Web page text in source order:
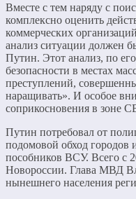
Вместе с тем наряду с
комплексно оценить
коммерческих
анализ ситуации должен
Путин. Этот анализ, по
безопасности в местах
преступлений,
наращивать». И особое
соприкосновения в зоне
Путин потребовал от
подомовой обход городов
пособников ВСУ. Всего с
Новороссии. Глава МВД
нынешнего населения